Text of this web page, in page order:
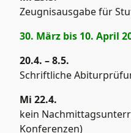
Zeugnisausgabe für
30. März bis 10. April
20.4. – 8.5.
Schriftliche
Mi 22.4.
kein
Konferenzen)